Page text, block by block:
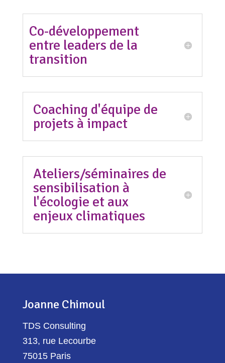
Co-développement
entre leaders de la
transition
Coaching d'équipe de
projets à impact
Ateliers/séminaires de
sensibilisation à
l'écologie et aux
enjeux climatiques
Joanne Chimoul
TDS Consulting
313, rue Lecourbe
75015 Paris